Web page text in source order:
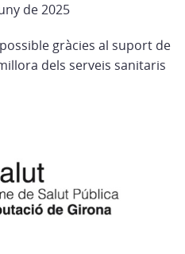
de 2025
gràcies al suport de
dels serveis sanitaris